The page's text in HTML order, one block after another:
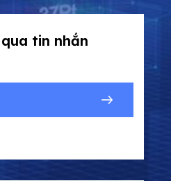
tin nhắn